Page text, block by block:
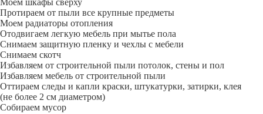
Моем шкафы сверху
Протираем от пыли все крупные предметы
Моем радиаторы отопления
Отодвигаем легкую мебель при мытье пола
Снимаем защитную пленку и чехлы с мебели
Снимаем скотч
Избавляем от строительной пыли потолок, стены и пол
Избавляем мебель от строительной пыли
Оттираем следы и капли краски, штукатурки, затирки, клея
(не более 2 см диаметром)
Собираем мусор